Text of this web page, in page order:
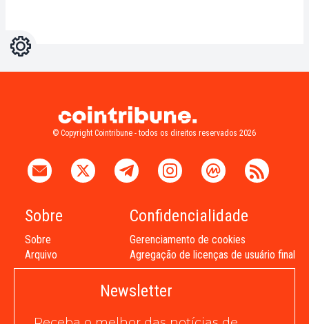
Configurações
© Copyright Cointribune - todos os direitos reservados 2026
Sobre
Sobre
Arquivo
Confidencialidade
Gerenciamento de cookies
Agregação de licenças de usuário final
Newsletter